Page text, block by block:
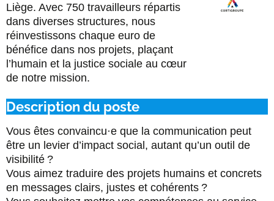
Liège. Avec 750 travailleurs répartis
dans diverses structures, nous
réinvestissons chaque euro de
bénéfice dans nos projets, plaçant
l’humain et la justice sociale au cœur
de notre mission.
Description du poste
Vous êtes convaincu·e que la communication peut
être un levier d’impact social, autant qu’un outil de
visibilité ?
Vous aimez traduire des projets humains et concrets
en messages clairs, justes et cohérents ?